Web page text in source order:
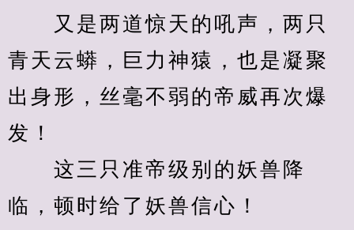
又是两道惊天的吼声，两只
青天云蟒，巨力神猿，也是凝聚
出身形，丝毫不弱的帝威再次爆
发！
这三只准帝级别的妖兽降
临，顿时给了妖兽信心！